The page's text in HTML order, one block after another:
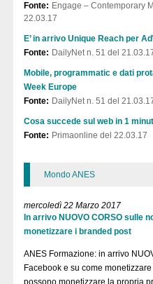
Fonte: Engage – Contemporary
22.03.17
E’ in arrivo Unique Reach per
Fonte: DailyNet n. 51 del
Mobile, programmatic e dati
Week Europe
Fonte: DailyNet n. 51 del
Cosa succede sul web in 1
Fonte: Primaonline del 22.03.17
Mondo ANES
mercoledì 22 Marzo 2017
In arrivo NUOVO CORSO sulle
monetizzare i branded post
ANES Formazione: in arrivo
Facebook e su come
possono monetizzare la propria